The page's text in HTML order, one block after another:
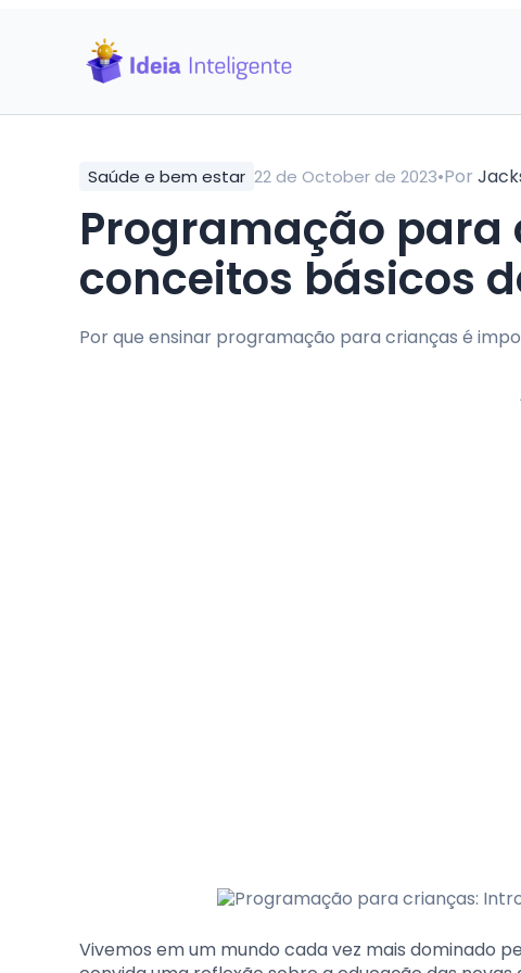
Saúde e bem estar 22 de October de 2023•Por
Programação
conceitos básicos
Por que ensinar programação para crianças é
Vivemos em um mundo cada vez mais dominado